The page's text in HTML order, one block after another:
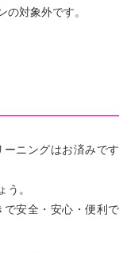
対象外です。
ニングはお済みです
。
で安全・安心・便利で